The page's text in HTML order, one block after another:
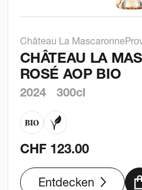
Château La Mascaronne
CHÂTEAU LA
ROSÉ AOP BIO
2024 300cl
CHF 123.00
Entdecken